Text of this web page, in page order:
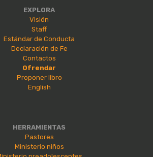
EXPLORA
Visión
Staff
Estándar de Conducta
Declaración de Fe
Contactos
Ofrendar
Proponer libro
English
HERRAMIENTAS
Pastores
Ministerio niños